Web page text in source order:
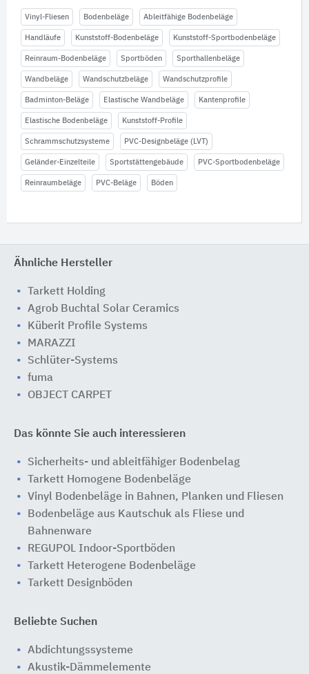
Vinyl-Fliesen Bodenbeläge Ableitfähige Bodenbeläge
Handläufe Kunststoff-Bodenbeläge Kunststoff-Sportbodenbeläge
Reinraum-Bodenbeläge Sportböden Sporthallenbeläge
Wandbeläge Wandschutzbeläge Wandschutzprofile
Badminton-Beläge Elastische Wandbeläge Kantenprofile
Elastische Bodenbeläge Kunststoff-Profile
Schrammschutzsysteme PVC-Designbeläge (LVT)
Geländer-Einzelteile Sportstättengebäude PVC-Sportbodenbeläge
Reinraumbeläge PVC-Beläge Böden
Ähnliche Hersteller
Tarkett Holding
Agrob Buchtal Solar Ceramics
Küberit Profile Systems
MARAZZI
Schlüter-Systems
fuma
OBJECT CARPET
Das könnte Sie auch interessieren
Sicherheits- und ableitfähiger Bodenbelag
Tarkett Homogene Bodenbeläge
Vinyl Bodenbeläge in Bahnen, Planken und Fliesen
Bodenbeläge aus Kautschuk als Fliese und
Bahnenware
REGUPOL Indoor-Sportböden
Tarkett Heterogene Bodenbeläge
Tarkett Designböden
Beliebte Suchen
Abdichtungssysteme
Akustik-Dämmelemente